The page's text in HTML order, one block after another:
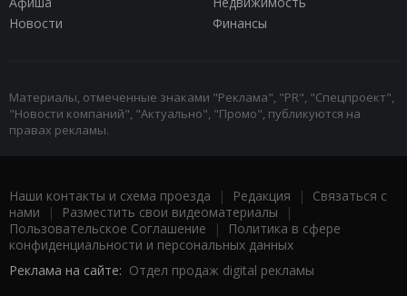
Новости
Финансы
Материалы, отмеченные знаками "Реклама", "PR", "Спецпроект",
"Новости компаний", "Актуально", "Промо", публикуются на
правах рекламы.
Наши контакты и схема проезда | Редакция | Связаться с
нами | Разместить свои видеоматериалы |
Пользовательское Соглашение |
Политика в сфере
конфиденциальности и персональных данных
Реклама на сайте: Отдел продаж digital рекламы